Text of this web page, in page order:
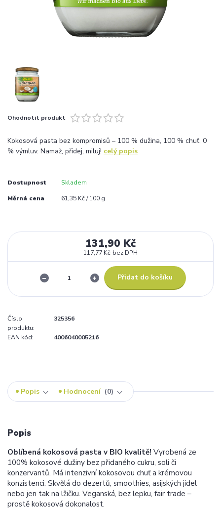
Ohodnotit produkt
Kokosová pasta bez kompromisů – 100 % dužina, 100 % chuť, 0
% výmluv. Namaž, přidej, miluj! celý popis
Dostupnost Skladem
Měrná cena 61,35 Kč / 100 g
131,90 Kč
117,77 Kč bez DPH
Přidat do košíku
Číslo
produktu:
325356
EAN kód: 4006040005216
Popis Hodnocení 0
Popis
Oblíbená kokosová pasta v BIO kvalitě! Vyrobená ze
100% kokosové dužiny bez přidaného cukru, soli či
konzervantů. Má intenzivní kokosovou chuť a krémovou
konzistenci. Skvělá do dezertů, smoothies, asijských jídel
nebo jen tak na lžičku. Veganská, bez lepku, fair trade –
prostě kokosová dokonalost.